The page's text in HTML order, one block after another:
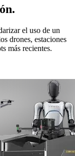
el uso de un
drones, estaciones
más recientes.